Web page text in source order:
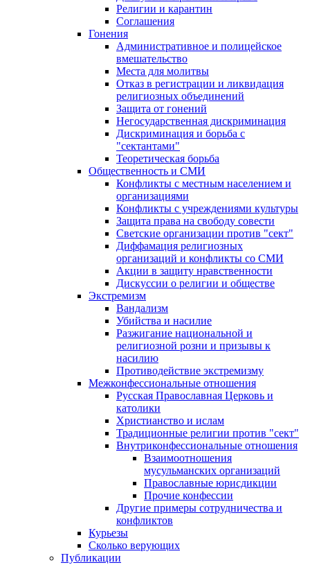
Религии и карантин
Соглашения
Гонения
Административное и полицейское
вмешательство
Места для молитвы
Отказ в регистрации и ликвидация
религиозных объединений
Защита от гонений
Негосударственная дискриминация
Дискриминация и борьба с
"сектантами"
Теоретическая борьба
Общественность и СМИ
Конфликты с местным населением и
организациями
Конфликты с учреждениями культуры
Защита права на свободу совести
Светские организации против "сект"
Диффамация религиозных
организаций и конфликты со СМИ
Акции в защиту нравственности
Дискуссии о религии и обществе
Экстремизм
Вандализм
Убийства и насилие
Разжигание национальной и
религиозной розни и призывы к
насилию
Противодействие экстремизму
Межконфессиональные отношения
Русская Православная Церковь и
католики
Христианство и ислам
Традиционные религии против "сект"
Внутриконфессиональные отношения
Взаимоотношения
мусульманских организаций
Православные юрисдикции
Прочие конфессии
Другие примеры сотрудничества и
конфликтов
Курьезы
Сколько верующих
Публикации